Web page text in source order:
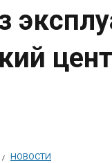
НОВОСТИ